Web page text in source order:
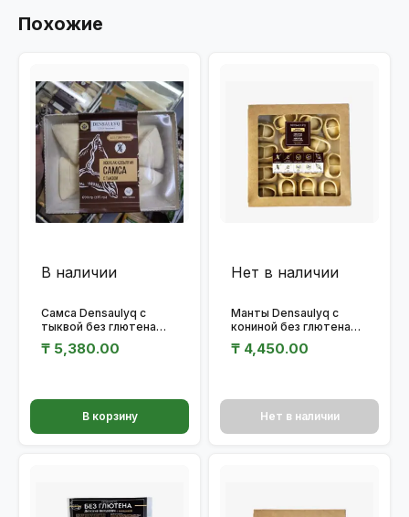
Похожие
В наличии
Самса Densaulyq с
тыквой без глютена
₸ 5,380.00
В корзину
Нет в наличии
Манты Densaulyq с
кониной без глютена
₸ 4,450.00
Нет в наличии